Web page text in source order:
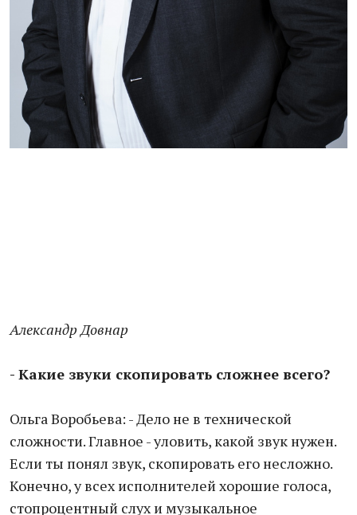
Александр Довнар
- Какие звуки скопировать сложнее всего?
Ольга Воробьева: - Дело не в технической
сложности. Главное - уловить, какой звук нужен.
Если ты понял звук, скопировать его несложно.
Конечно, у всех исполнителей хорошие голоса,
стопроцентный слух и музыкальное